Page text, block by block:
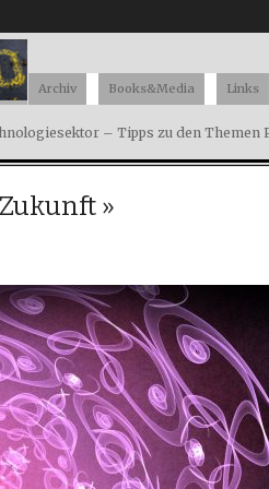
– Tipps zu den Themen
Archiv Books&Media Links
»